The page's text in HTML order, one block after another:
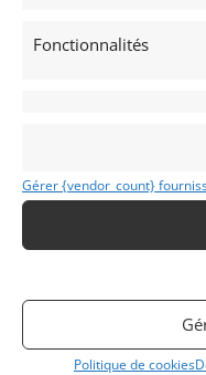
Fonctionnalités
Gérer {vendor_count}
Politique de cookies
16
se présente dans une
affiche 121 500 Km
renseignements,